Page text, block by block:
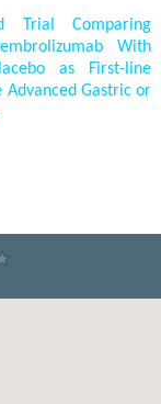
Trial Comparing
With
as First-line
Advanced Gastric or